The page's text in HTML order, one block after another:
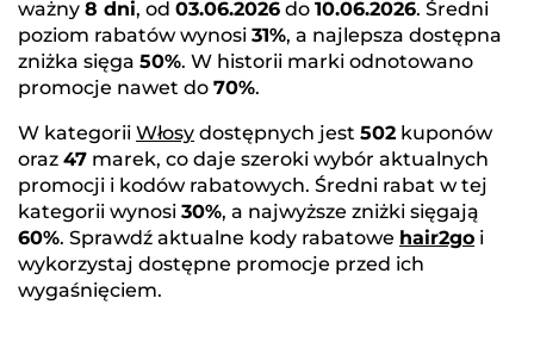
ważny 8 dni, od 03.06.2026 do 10.06.2026. Średni
poziom rabatów wynosi 31%, a najlepsza dostępna
zniżka sięga 50%. W historii marki odnotowano
promocje nawet do 70%.
W kategorii Włosy dostępnych jest 502 kuponów
oraz 47 marek, co daje szeroki wybór aktualnych
promocji i kodów rabatowych. Średni rabat w tej
kategorii wynosi 30%, a najwyższe zniżki sięgają
60%. Sprawdź aktualne kody rabatowe hair2go i
wykorzystaj dostępne promocje przed ich
wygaśnięciem.